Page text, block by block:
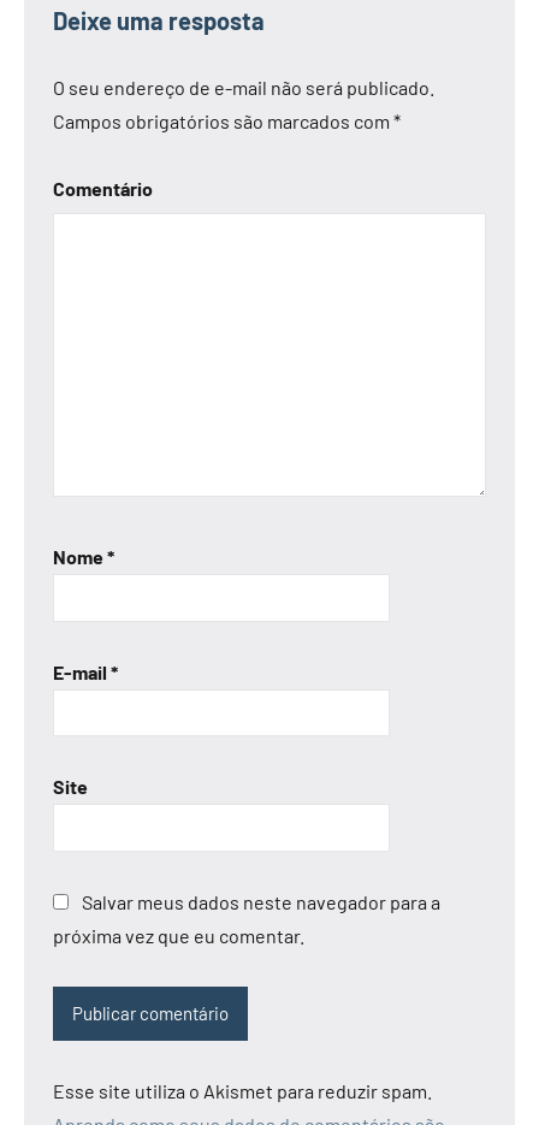
Deixe uma resposta
O seu endereço de e-mail não será publicado.
Campos obrigatórios são marcados com *
Comentário
Nome*
E-mail *
Site
Salvar meus dados neste navegador para a
próxima vez que eu comentar.
Esse site utiliza o Akismet para reduzir spam.